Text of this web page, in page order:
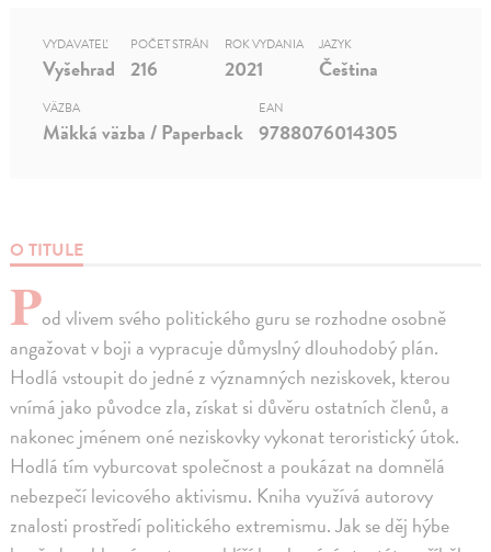
O TITULE
Pod vlivem svého politického guru se rozhodne osobně
angažovat v boji a vypracuje důmyslný dlouhodobý plán.
Hodlá vstoupit do jedné z významných neziskovek, kterou
vnímá jako původce zla, získat si důvěru ostatních členů, a
nakonec jménem oné neziskovky vykonat teroristický útok.
Hodlá tím vyburcovat společnost a poukázat na domnělá
nebezpečí levicového aktivismu. Kniha využívá autorovy
znalosti prostředí politického extremismu. Jak se děj hýbe
VYDAVATEĽ
Vyšehrad
POČET STRÁN
216
ROK VYDANIA
2021
JAZYK
Čeština
VÄZBA
Mäkká väzba / Paperback
EAN
9788076014305